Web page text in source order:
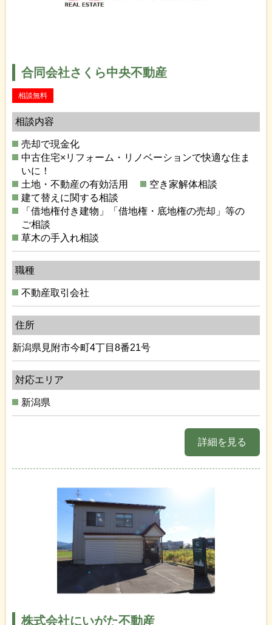
合同会社さくら中央不動産
相談無料
相談内容
売却で現金化
中古住宅×リフォーム・リノベーションで快適な住ま
いに！
土地・不動産の有効活用
空き家解体相談
建て替えに関する相談
「借地権付き建物」「借地権・底地権の売却」等の
ご相談
草木の手入れ相談
職種
不動産取引会社
住所
新潟県見附市今町4丁目8番21号
対応エリア
新潟県
詳細を見る
株式会社にいがた不動産